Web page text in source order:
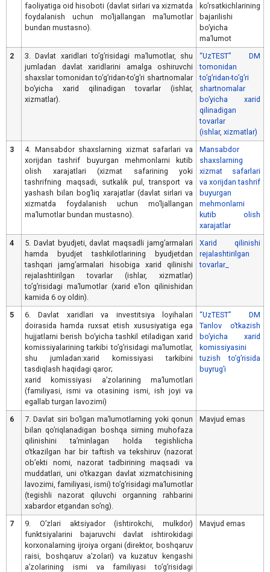
faoliyatiga oid hisoboti (davlat sirlari va xizmatda
foydalanish uchun moʼljallangan maʼlumotlar
bundan mustasno).
koʼrsatkichlarining
bajarilishi
boʼyicha
maʼlumot
2
3. Davlat xaridlari toʼgʼrisidagi maʼlumotlar, shu
jumladan davlat xaridlarini amalga oshiruvchi
shaxslar tomonidan toʼgʼridan-toʼgʼri shartnomalar
boʼyicha xarid qilinadigan tovarlar (ishlar,
xizmatlar).
“UzTEST” DM
tomonidan
toʼgʼridan-toʼgʼri
shartnomalar
boʼyicha xarid
qilinadigan
tovarlar
(ishlar, xizmatlar)
3
4. Mansabdor shaxslarning xizmat safarlari va
xorijdan tashrif buyurgan mehmonlarni kutib
olish xarajatlari (xizmat safarining yoki
tashrifning maqsadi, sutkalik pul, transport va
yashash bilan bogʼliq xarajatlar (davlat sirlari va
xizmatda foydalanish uchun moʼljallangan
maʼlumotlar bundan mustasno).
Mansabdor
shaxslarning
xizmat safarlari
va xorijdan tashrif
buyurgan
mehmonlarni
kutib olish
xarajatlar
4
5. Davlat byudjeti, davlat maqsadli jamgʼarmalari
hamda byudjet tashkilotlarining byudjetdan
tashqari jamgʼarmalari hisobiga xarid qilinishi
rejalashtirilgan tovarlar (ishlar, xizmatlar)
toʼgʼrisidagi maʼlumotlar (xarid eʼlon qilinishidan
kamida 6 oy oldin).
Xarid qilinishi
rejalashtirilgan
tovarlar_
5
6. Davlat xaridlari va investitsiya loyihalari
doirasida hamda ruxsat etish xususiyatiga ega
hujjatlarni berish boʼyicha tashkil etiladigan xarid
komissiyalarining tarkibi toʼgʼrisidagi maʼlumotlar,
shu jumladan:xarid komissiyasi tarkibini
tasdiqlash haqidagi qaror;
xarid komissiyasi aʼzolarining maʼlumotlari
(familiyasi, ismi va otasining ismi, ish joyi va
egallab turgan lavozimi)
“UzTEST” DM
Tanlov oʼtkazish
boʼyicha xarid
komissiyasini
tuzish toʼgʼrisida
buyrugʼi
6
7. Davlat siri boʼlgan maʼlumotlarning yoki qonun
bilan qoʼriqlanadigan boshqa sirning muhofaza
qilinishini taʼminlagan holda tegishlicha
oʼtkazilgan har bir taftish va tekshiruv (nazorat
obʼekti nomi, nazorat tadbirining maqsadi va
muddatlari, uni oʼtkazgan davlat xizmatchisining
lavozimi, familiyasi, ismi) toʼgʼrisidagi maʼlumotlar
(tegishli nazorat qiluvchi organning rahbarini
xabardor etgandan soʼng).
Mavjud emas
7
9. Oʼzlari aktsiyador (ishtirokchi, mulkdor)
funktsiyalarini bajaruvchi davlat ishtirokidagi
korxonalarning ijroiya organi (direktor, boshqaruv
raisi, boshqaruv aʼzolari) va kuzatuv kengashi
aʼzolarining ismi va familiyasi toʼgʼrisidagi
Mavjud emas